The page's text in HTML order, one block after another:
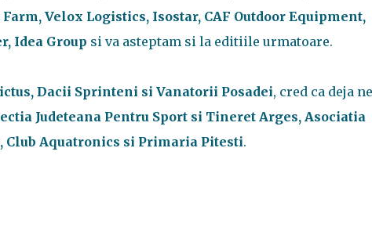
Velox Logistics, Isostar, CAF Outdoor Equipment,
Idea Group si va asteptam si la editiile urmatoare.
Dacii Sprinteni si Vanatorii Posadei, cred ca deja ne
Judeteana Pentru Sport si Tineret Arges, Asociatia
Club Aquatronics si Primaria Pitesti.